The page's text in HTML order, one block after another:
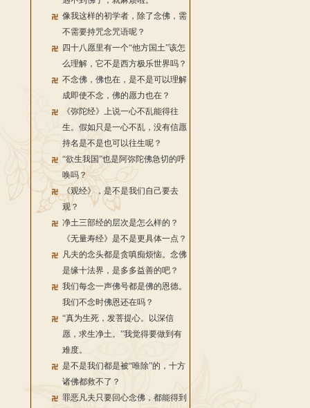
像我这样的初学者，除了念佛，需
不需要持咒念咒语呢？
四十八愿里有一个“他方国土”该怎
么理解，它不是西方极乐世界吗？
不念佛，佛也在，是不是可以理解
成即使不念，佛的愿力也在？
《弥陀经》上说一心不乱能得往
生。假如只是一心不乱，没有信愿
持名是不是也可以往生呢？
“欲生我国”也是阿弥陀佛急切的呼
唤吗？
《观经》，是不是我们自己要去
观？
净土三部经的层次是怎么样的？
《无量寿经》是不是更具体一点？
凡夫的念头都是贪嗔痴烦恼。念佛
是缘十法界，是多多益善的吧？
我们每念一声佛号都是佛的恩德。
我们不念时佛恩还在吗？
“真为生死，发菩提心。以深信
愿，求生净土。”我觉得要做到有
难度。
是不是我们都是被“唯除”的，十方
诸佛都救不了？
罪恶凡夫只要回心念佛，都能得到